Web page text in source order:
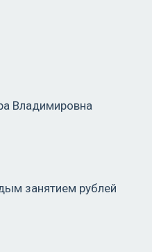
Владимировна
занятием рублей